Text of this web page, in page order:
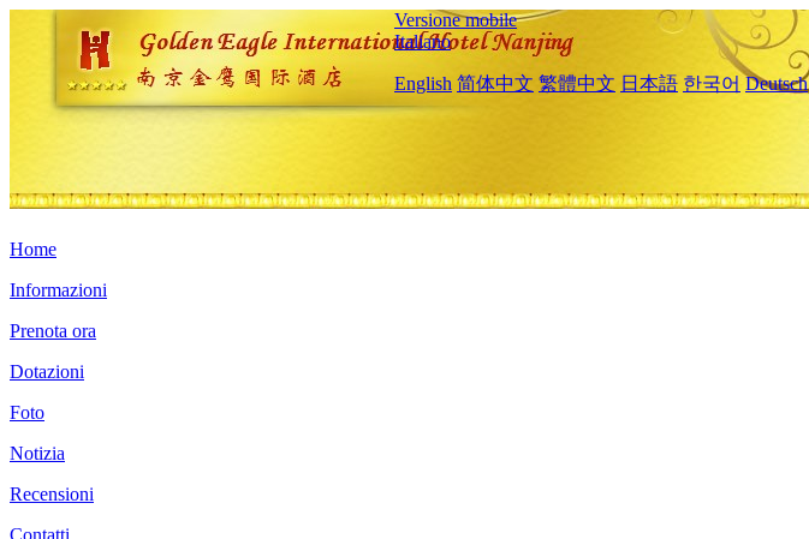
Versione mobile
Italiano
English 简体中文 繁體中文 日本語 한국어 Deutsch
Home
Informazioni
Prenota ora
Dotazioni
Foto
Notizia
Recensioni
Contatti